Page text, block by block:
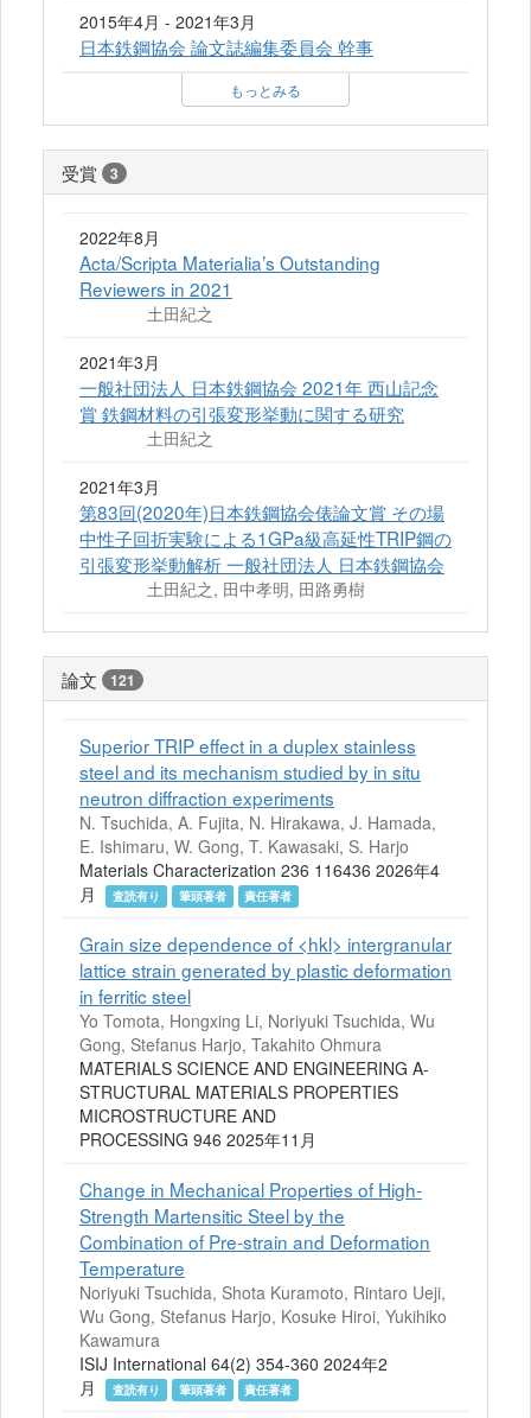
2015年4月 - 2021年3月
日本鉄鋼協会 論文誌編集委員会 幹事
もっとみる
受賞 3
2022年8月
Acta/Scripta Materialia’s Outstanding
Reviewers in 2021
土田紀之
2021年3月
一般社団法人 日本鉄鋼協会 2021年 西山記念
賞 鉄鋼材料の引張変形挙動に関する研究
土田紀之
2021年3月
第83回(2020年)日本鉄鋼協会俵論文賞 その場
中性子回折実験による1GPa級高延性TRIP鋼の
引張変形挙動解析 一般社団法人 日本鉄鋼協会
土田紀之, 田中孝明, 田路勇樹
論文 121
Superior TRIP effect in a duplex stainless
steel and its mechanism studied by in situ
neutron diffraction experiments
N. Tsuchida, A. Fujita, N. Hirakawa, J. Hamada,
E. Ishimaru, W. Gong, T. Kawasaki, S. Harjo
Materials Characterization 236 116436 2026年4
月
査読有り 筆頭著者 責任著者
Grain size dependence of <hkl> intergranular
lattice strain generated by plastic deformation
in ferritic steel
Yo Tomota, Hongxing Li, Noriyuki Tsuchida, Wu
Gong, Stefanus Harjo, Takahito Ohmura
MATERIALS SCIENCE AND ENGINEERING A-
STRUCTURAL MATERIALS PROPERTIES
MICROSTRUCTURE AND
PROCESSING 946 2025年11月
Change in Mechanical Properties of High-
Strength Martensitic Steel by the
Combination of Pre-strain and Deformation
Temperature
Noriyuki Tsuchida, Shota Kuramoto, Rintaro Ueji,
Wu Gong, Stefanus Harjo, Kosuke Hiroi, Yukihiko
Kawamura
ISIJ International 64(2) 354-360 2024年2
月
査読有り 筆頭著者 責任著者